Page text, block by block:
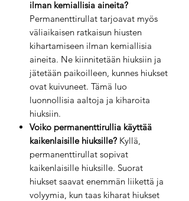
ilman kemiallisia aineita?
Permanenttirullat tarjoavat myös
väliaikaisen ratkaisun hiusten
kihartamiseen ilman kemiallisia
aineita. Ne kiinnitetään hiuksiin ja
jätetään paikoilleen, kunnes hiukset
ovat kuivuneet. Tämä luo
luonnollisia aaltoja ja kiharoita
hiuksiin.
Voiko permanenttirullia käyttää
kaikenlaisille hiuksille? Kyllä,
permanenttirullat sopivat
kaikenlaisille hiuksille. Suorat
hiukset saavat enemmän liikettä ja
volyymia, kun taas kiharat hiukset